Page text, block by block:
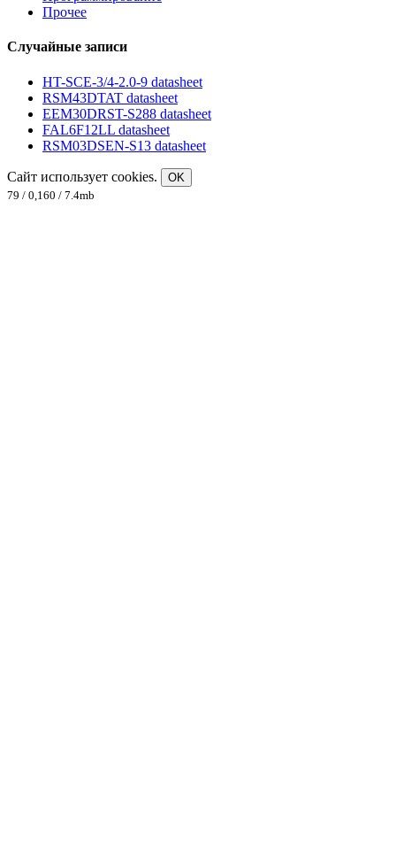
Прочее
Случайные записи
HT-SCE-3/4-2.0-9 datasheet
RSM43DTAT datasheet
EEM30DRST-S288 datasheet
FAL6F12LL datasheet
RSM03DSEN-S13 datasheet
Сайт использует cookies.
OK
79 / 0,160 / 7.4mb